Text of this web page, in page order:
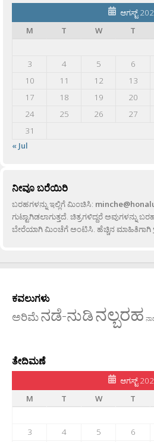
ಆಗಸ್ಟ್
M
T W T
3
4 5 6
10
11 12 13
17
18 19 20
24
25 26 27
31
« Jul
ನೀವೂ ಬರೆಯಿರಿ
ಬರಹಗಳನ್ನು ಇಲ್ಲಿಗೆ ಮಿಂಚಿಸಿ:
ಗುಟ್ಟಾಗಿಡಲಾಗುತ್ತದೆ. ಚಿತ್ರಗಳಿದ್ದರೆ
ಬೇರೆಯಾಗಿ ಮಿಂಚೆಗೆ ಅಂಟಿಸಿ. ಹೆಚ್ಚಿನ ಮಾಹಿತಿಗಾಗಿ
ಕವಲುಗಳು
ಅರಿಮೆನಡೆ-ನುಡಿನಲ್ಬರಹ
ತೇದಿಮಣೆ
ಆಗಸ್ಟ್
M
T W T
3
4 5 6